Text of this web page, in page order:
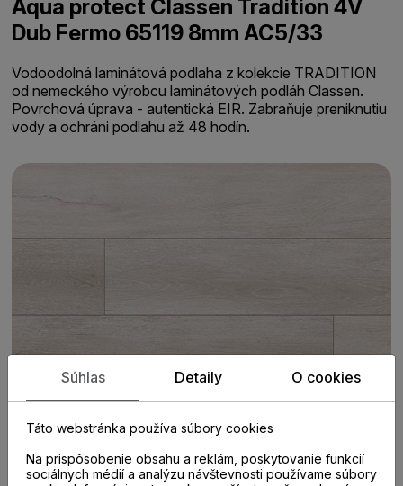
Aqua protect Classen Tradition 4V
Dub Fermo 65119 8mm AC5/33
Vodoodolná laminátová podlaha z kolekcie TRADITION
od nemeckého výrobcu laminátových podláh Classen.
Povrchová úprava - autentická EIR. Zabraňuje preniknutiu
vody a ochráni podlahu až 48 hodín.
Súhlas Detaily O cookies
Táto webstránka používa súbory cookies
Na prispôsobenie obsahu a reklám, poskytovanie funkcií
sociálnych médií a analýzu návštevnosti používame súbory